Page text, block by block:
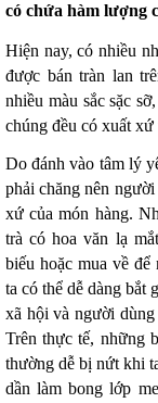
có chứa hàm lượng
Hiện nay, có nhiều
được bán tràn lan
nhiều màu sắc sặc
chúng đều có xuất
Do đánh vào tâm lý
phải chăng nên
xứ của món hàng.
trà có hoa văn lạ
biếu hoặc mua về
ta có thể dễ dàng bắt
xã hội và người
Trên thực tế, những
thường dễ bị nứt khi
dần làm bong lớp